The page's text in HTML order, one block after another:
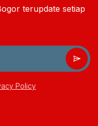
terupdate setiap
Policy